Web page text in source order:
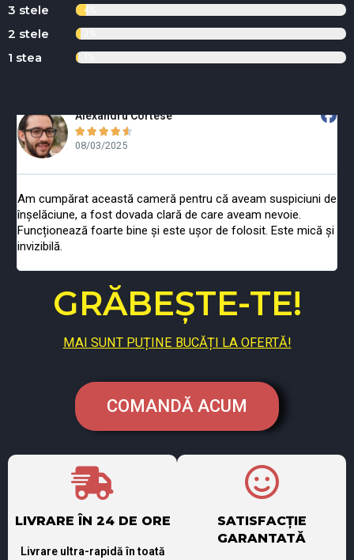
3 stele 4%
2 stele
1 stea
Alexandru Cortese
    
08/03/2025
Am cumpărat această cameră pentru că aveam suspiciuni de
înșelăciune, a fost dovada clară de care aveam nevoie.
Funcționează foarte bine și este ușor de folosit. Este mică și
invizibilă.
GRĂBEȘTE-TE!
MAI SUNT PUȚINE BUCĂȚI LA OFERTĂ!
COMANDĂ ACUM
LIVRARE ÎN 24 DE ORE
Livrare ultra-rapidă în toată
SATISFACȚIE
GARANTATĂ